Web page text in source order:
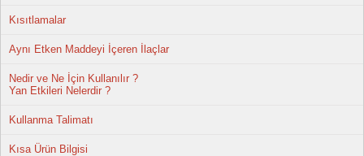
Kısıtlamalar
Aynı Etken Maddeyi İçeren İlaçlar
Nedir ve Ne İçin Kullanılır ?
Yan Etkileri Nelerdir ?
Kullanma Talimatı
Kısa Ürün Bilgisi